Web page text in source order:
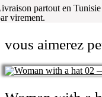
partout en
virement.
vous aimerez